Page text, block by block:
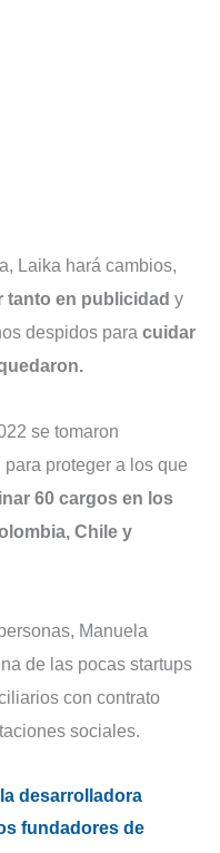
Laika hará cambios,
tanto en publicidad y
despidos para cuidar
se tomaron
proteger a los que
60 cargos en los
Chile y
Manuela
de las pocas startups
con contrato
sociales.
desarrolladora
fundadores de